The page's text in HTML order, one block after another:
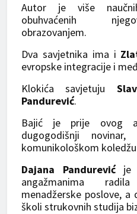
Autor je više
obuhvaćenih
obrazovanjem.
Dva savjetnika ima i
evropske integracije i
Klokića savjetuju
Pandurević.
Bajić je prije ovog
dugogodišnji
komunikološkom
Dajana Pandurević je
angažmanima
menadžerske poslove, a
školi strukovnih studija